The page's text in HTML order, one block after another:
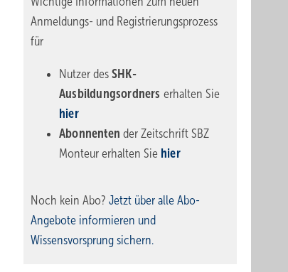
Anmeldungs- und Registrierungsprozess
für
Nutzer des SHK-
Ausbildungsordners erhalten Sie
hier
Abonnentender Zeitschrift SBZ
Monteur erhalten Sie hier
Noch kein Abo? Jetzt über alle Abo-
Angebote informieren und
Wissensvorsprung sichern.